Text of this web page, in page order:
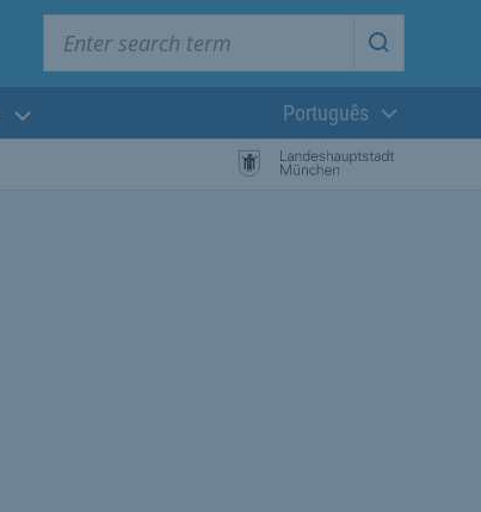
Start
Língua atual:
Português